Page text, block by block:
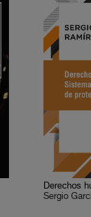
Sergio